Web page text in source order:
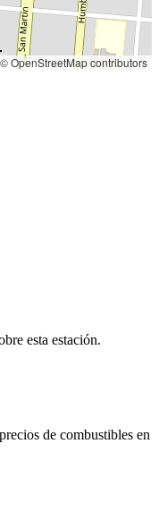
OpenStreetMap contributors
esta estación.
de combustibles en